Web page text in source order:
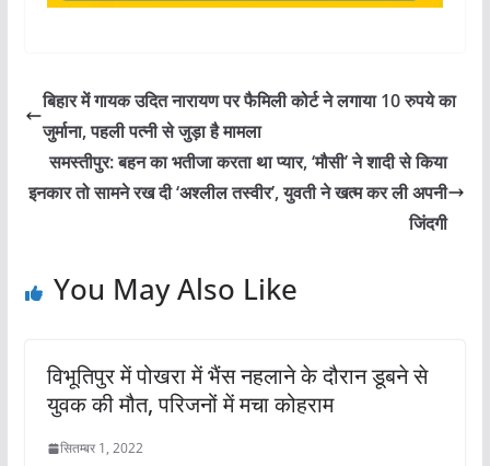
बिहार में गायक उदित नारायण पर फैमिली कोर्ट ने लगाया 10 रुपये का
जुर्माना, पहली पत्नी से जुड़ा है मामला
समस्तीपुर: बहन का भतीजा करता था प्यार, ‘मौसी’ ने शादी से किया
इनकार तो सामने रख दी ‘अश्लील तस्वीर’, युवती ने खत्म कर ली अपनी
जिंदगी
You May Also Like
विभूतिपुर में पोखरा में भैंस नहलाने के दौरान डूबने से
युवक की मौत, परिजनों में मचा कोहराम
सितम्बर 1, 2022